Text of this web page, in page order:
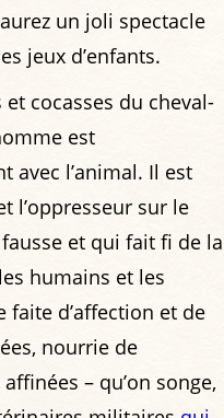
un joli spectacle
jeux d’enfants.
cocasses du cheval-
est
avec l’animal. Il est
l’oppresseur sur le
et qui fait fi de la
humains et les
d’affection et de
nourrie de
– qu’on songe,